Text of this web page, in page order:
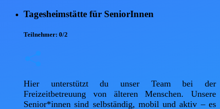
Tagesheimstätte für SeniorInnen
Teilnehmer: 0/2
Hier unterstützt du unser Team bei der
Freizeitbetreuung von älteren Menschen. Unsere
Senior*innen sind selbständig, mobil und aktiv – es